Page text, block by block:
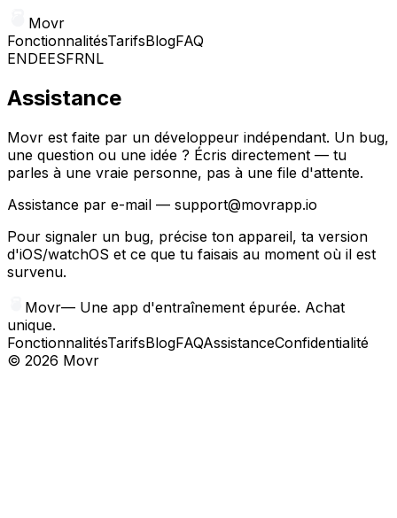
Movr
FonctionnalitésTarifsBlogFAQ
ENDEESFRNL
Assistance
Movr est faite par un développeur indépendant. Un bug,
une question ou une idée ? Écris directement — tu
parles à une vraie personne, pas à une file d'attente.
Assistance par e-mail — support@movrapp.io
Pour signaler un bug, précise ton appareil, ta version
d'iOS/watchOS et ce que tu faisais au moment où il est
survenu.
Movr— Une app d'entraînement épurée. Achat
unique.
FonctionnalitésTarifsBlogFAQAssistanceConfidentialité
© 2026 Movr